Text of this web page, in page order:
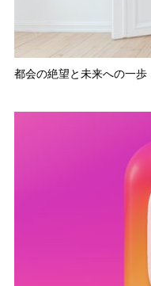
都会の絶望と未来への一歩